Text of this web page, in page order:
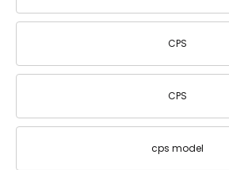
CPS
CPS
cps model